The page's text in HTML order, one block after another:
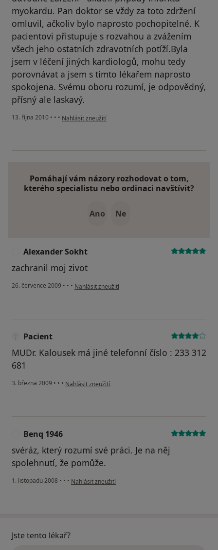
myokardu. Pan doktor se vždy za toto zdržení
omluvil, ačkoliv bylo naprosto pochopitelné. K
pacientovi přistupuje s rozvahou a zvážením
všech jeho ostatních zdravotních potíží.Byla
jsem v léčení jiných kardiologů, mohu tedy
porovnávat a jsem s tímto lékařem naprosto
spokojena. Svému oboru rozumí, je odpovědný,
přísný ale laskavý.
13. října 2010 • • • podle názoru uživatele Pacient
Nahlásit zneužití
Pomáhají vám názory rozhodovat o tom,
kterého specialistu nebo ordinaci navštívit?
Ano Ne
Alexander Sokht
zachranil moj zivot
26. července 2009 • • • podle názoru uživatele Alexander Sokht
Nahlásit zneužití
Pacient
MUDr. Kalousek má jiné telefonní číslo : 233 312
681
3. března 2009 • • • podle názoru uživatele Pacient
Nahlásit zneužití
Benq 1946
svéráz, který rozumí své práci. Je na něj
spolehnutí, že pomůže.
1. listopadu 2008 • • • podle názoru uživatele Benq 1946
Nahlásit zneužití
Jste tento lékař?